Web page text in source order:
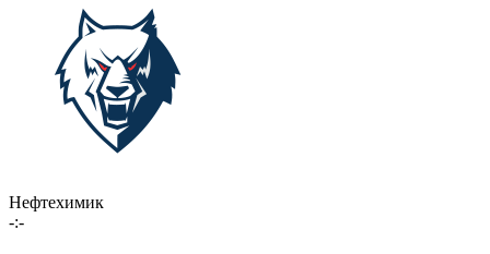
Нефтехимик
-:-